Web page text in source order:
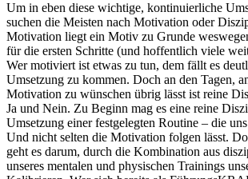
Um in eben diese wichtige, kontinuierliche
suchen die Meisten nach Motivation oder
Motivation liegt ein Motiv zu Grunde
für die ersten Schritte (und hoffentlich viele
Wer motiviert ist etwas zu tun, dem fällt es
Umsetzung zu kommen. Doch an den Tagen,
Motivation zu wünschen übrig lässt ist reine
Ja und Nein. Zu Beginn mag es eine reine
Umsetzung einer festgelegten Routine – die
Und nicht selten die Motivation folgen lässt.
geht es darum, durch die Kombination aus
unseres mentalen und physischen Trainings